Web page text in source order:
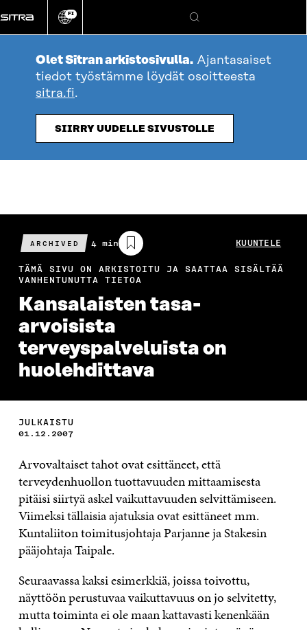
suoraan
sisältöön
Vaihda
kieli
FI
Hae
Olet Sitran arkistosivulla. Ajantasaiset
tiedot työstämme löydät osoitteesta
sitra.fi.
SIIRRY UUDELLE SIVUSTOLLE
ARCHIVED
Arvioitu
lukuaika
4 min KUUNTELE
TÄMÄ SIVU ON ARKISTOITU JA SAATTAA SISÄLTÄÄ
VANHENTUNUTTA TIETOA
Kansalaisten tasa-
arvoisista
terveyspalveluista on
huolehdittava
JULKAISTU
01.12.2007
Arvovaltaiset tahot ovat esittäneet, että
terveydenhuollon tuottavuuden mittaamisesta
pitäisi siirtyä askel vaikuttavuuden selvittämiseen.
Viimeksi tällaisia ajatuksia ovat esittäneet mm.
Kuntaliiton toimitusjohtaja Parjanne ja Stakesin
pääjohtaja Taipale.
Seuraavassa kaksi esimerkkiä, joissa toivottu,
näyttöön perustuvaa vaikuttavuus on jo selvitetty,
mutta toiminta ei ole maan kattavasti kenenkään